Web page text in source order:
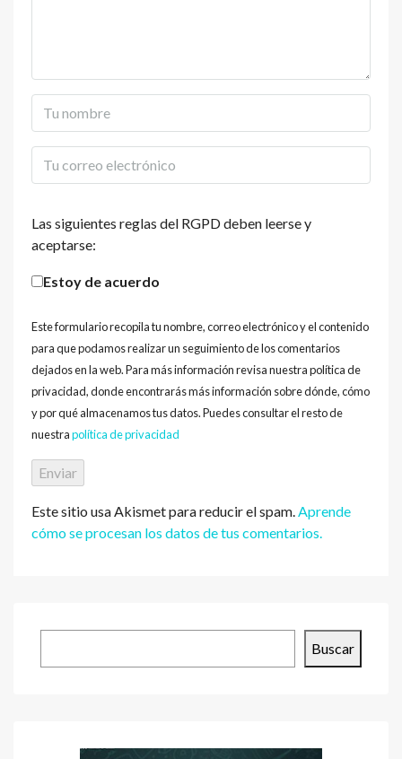
Las siguientes reglas del RGPD deben leerse y
aceptarse:
Estoy de acuerdo
Este formulario recopila tu nombre, correo electrónico y el contenido
para que podamos realizar un seguimiento de los comentarios
dejados en la web. Para más información revisa nuestra política de
privacidad, donde encontrarás más información sobre dónde, cómo
y por qué almacenamos tus datos. Puedes consultar el resto de
nuestrapolítica de privacidad
Este sitio usa Akismet para reducir el spam.Aprende
cómo se procesan los datos de tus comentarios.
Buscar